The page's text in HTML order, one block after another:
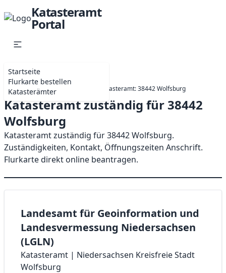
Katasteramt
Portal
Startseite
Flurkarte bestellen
Katasterämter
Startseite Niedersachsen Katasteramt: 38442 Wolfsburg
Katasteramt zuständig für 38442
Wolfsburg
Katasteramt zuständig für 38442 Wolfsburg.
Zuständigkeiten, Kontakt, Öffnungszeiten Anschrift.
Flurkarte direkt online beantragen.
Landesamt für Geoinformation und
Landesvermessung Niedersachsen
(LGLN)
Katasteramt | Niedersachsen Kreisfreie Stadt
Wolfsburg